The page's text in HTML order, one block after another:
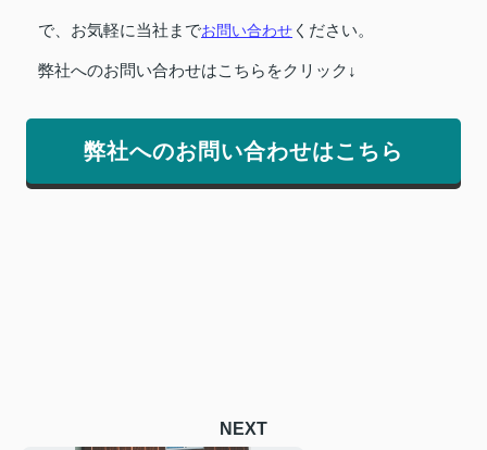
で、お気軽に当社までお問い合わせ ください。
弊社へのお問い合わせはこちらをクリック↓
弊社へのお問い合わせはこちら
NEXT